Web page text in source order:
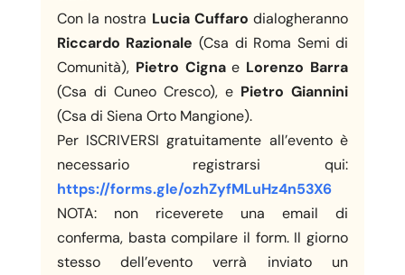
Con la nostra Lucia Cuffaro dialogheranno
Riccardo Razionale (Csa di Roma Semi di
Comunità), Pietro Cignae Lorenzo Barra
(Csa di Cuneo Cresco), e Pietro Giannini
(Csa di Siena Orto Mangione).
Per ISCRIVERSI gratuitamente all’evento è
necessario registrarsi qui:
https://forms.gle/ozhZyfMLuHz4n53X6
NOTA: non riceverete una email di
conferma, basta compilare il form. Il giorno
stesso dell’evento verrà inviato un